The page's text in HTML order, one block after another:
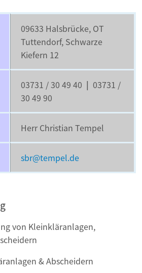
09633 Halsbrücke, OT
Tuttendorf, Schwarze
Kiefern 12
03731 / 30 49 40 | 03731 /
30 49 90
Herr Christian Tempel
sbr@tempel.de
von Kleinkläranlagen,
& Abscheidern